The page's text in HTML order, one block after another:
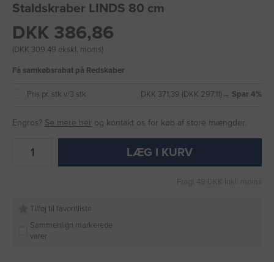
Staldskraber LINDS 80 cm
DKK 386,86
(DKK 309,49 ekskl. moms)
Få samkøbsrabat på Redskaber
Pris pr. stk v/3 stk DKK 371,39 (DKK 297,11) → Spar 4%
Engros? Se mere her og kontakt os for køb af store mængder.
LÆG I KURV
Fragt 49 DKK inkl. moms
Tilføj til favoritliste
Sammenlign markerede
varer